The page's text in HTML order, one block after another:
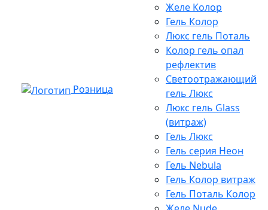
Розница
Желе Колор
Гель Колор
Люкс гель Поталь
Колор гель опал
рефлектив
Светоотражающий
гель Люкс
Люкс гель Glass
(витраж)
Гель Люкс
Гель серия Неон
Гель Nebula
Гель Колор витраж
Гель Поталь Колор